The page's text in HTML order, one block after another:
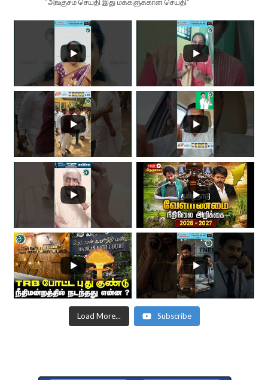
"அங்குசம் செய்தி இது மக்களுக்கான செய்தி"
Load More... Subscribe